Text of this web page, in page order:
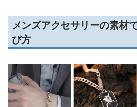
メンズアクセサリーの素材
び方